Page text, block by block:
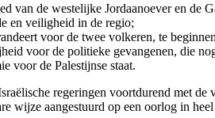
van de westelijke Jordaanoever en de
en veiligheid in de regio;
voor de twee volkeren, te
voor de politieke gevangenen, die
voor de Palestijnse staat.
regeringen voortdurend met
wijze aangestuurd op een oorlog in